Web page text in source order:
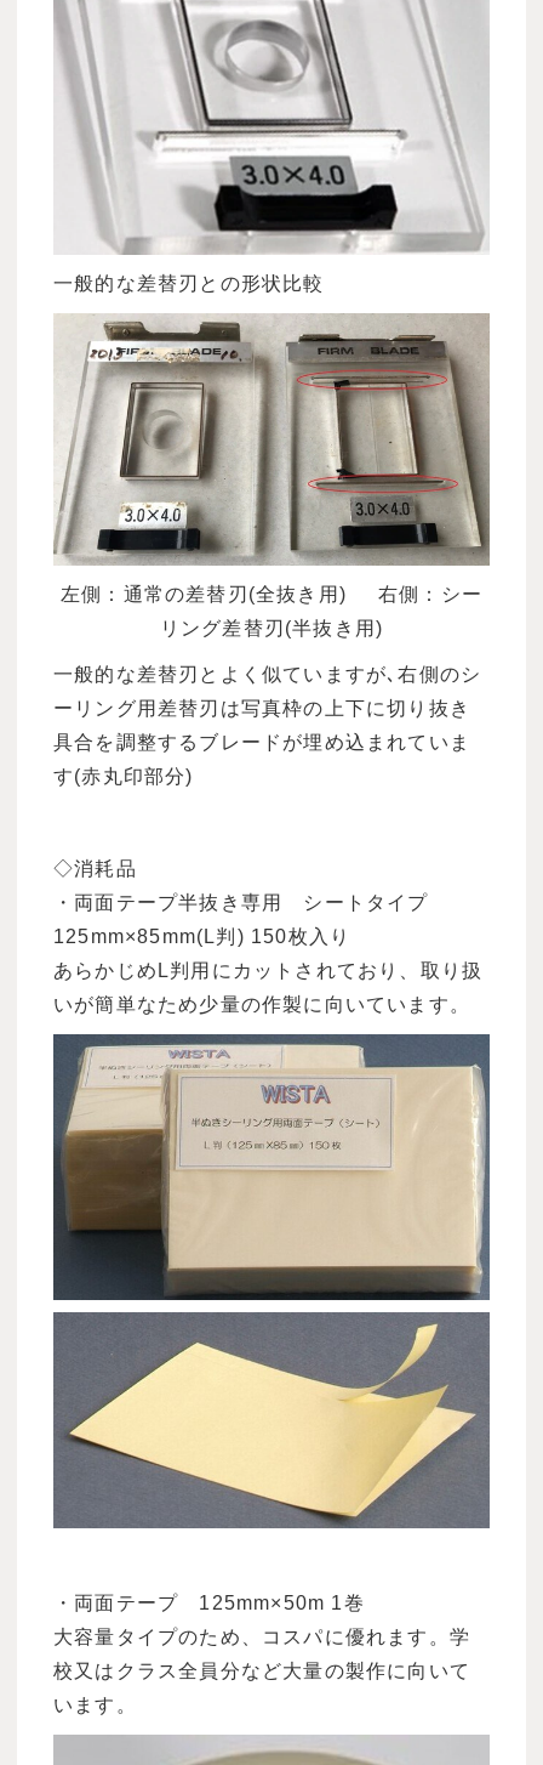
一般的な差替刃との形状比較
左側：通常の差替刃(全抜き用) 右側：シー
リング差替刃(半抜き用)
一般的な差替刃とよく似ていますが､右側のシ
ーリング用差替刃は写真枠の上下に切り抜き
具合を調整するブレードが埋め込まれていま
す(赤丸印部分)
◇消耗品
・両面テープ半抜き専用 シートタイプ
125mm×85mm(L判) 150枚入り
あらかじめL判用にカットされており、取り扱
いが簡単なため少量の作製に向いています。
・両面テープ 125mm×50m 1巻
大容量タイプのため、コスパに優れます。学
校又はクラス全員分など大量の製作に向いて
います。